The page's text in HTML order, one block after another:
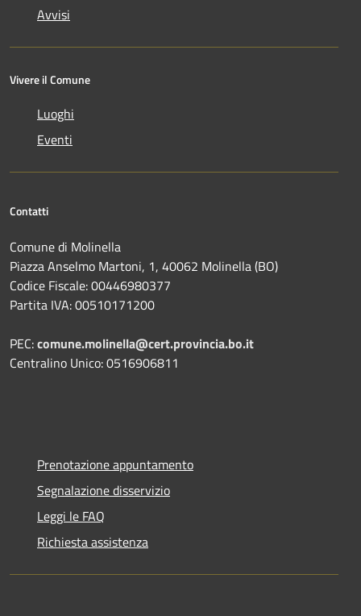
Avvisi
Vivere il Comune
Luoghi
Eventi
Contatti
Comune di Molinella
Piazza Anselmo Martoni, 1, 40062 Molinella (BO)
Codice Fiscale: 00446980377
Partita IVA: 00510171200
PEC:comune.molinella@cert.provincia.bo.it
Centralino Unico: 0516906811
Prenotazione appuntamento
Segnalazione disservizio
Leggi le FAQ
Richiesta assistenza